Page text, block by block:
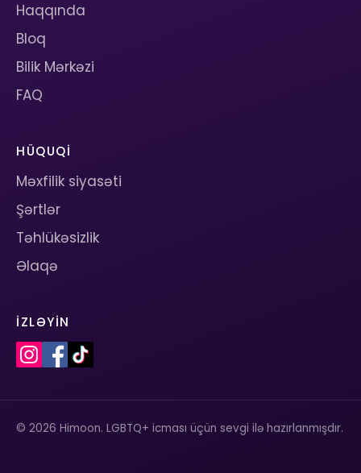
Haqqında
Bloq
Bilik Mərkəzi
FAQ
HÜQUQI
Məxfilik siyasəti
Şərtlər
Təhlükəsizlik
Əlaqə
İZLƏYIN
© 2026 Himoon. LGBTQ+ icması üçün sevgi ilə hazırlanmışdır.